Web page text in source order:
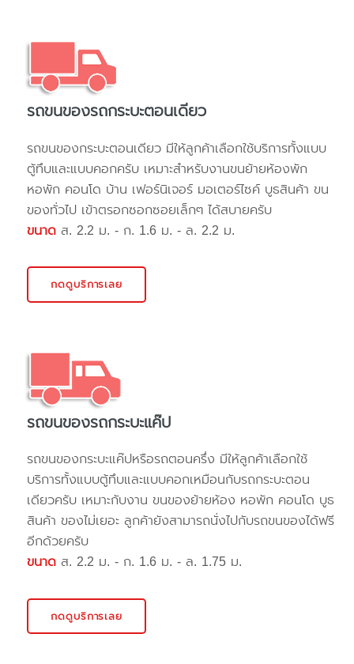
รถขนของรถกระบะตอนเดียว
รถขนของกระบะตอนเดียว มีให้ลูกค้าเลือกใช้บริการทั้งแบบ
ตู้ทึบและแบบคอกครับ เหมาะสำหรับงานขนย้ายห้องพัก
หอพัก คอนโด บ้าน เฟอร์นิเจอร์ มอเตอร์ไซค์ บูธสินค้า ขน
ของทั่วไป เข้าตรอกซอกซอยเล็กๆ ได้สบายครับ
ขนาด ส. 2.2 ม. - ก. 1.6 ม. - ล. 2.2 ม.
กดดูบริการเลย
รถขนของรถกระบะแค๊ป
รถขนของกระบะแค๊ปหรือรถตอนครึ่ง มีให้ลูกค้าเลือกใช้
บริการทั้งแบบตู้ทึบและแบบคอกเหมือนกับรถกระบะตอน
เดียวครับ เหมาะกับงาน ขนของย้ายห้อง หอพัก คอนโด บูธ
สินค้า ของไม่เยอะ ลูกค้ายังสามารถนั่งไปกับรถขนของได้ฟรี
อีกด้วยครับ
ขนาด ส. 2.2 ม. - ก. 1.6 ม. - ล. 1.75 ม.
กดดูบริการเลย